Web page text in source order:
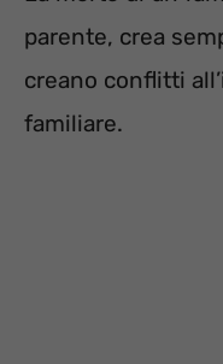
parente, crea
creano conflitti
familiare.